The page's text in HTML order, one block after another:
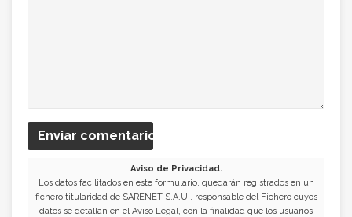
Enviar comentario
Aviso de Privacidad.
Los datos facilitados en este formulario, quedarán registrados en un
fichero titularidad de SARENET S.A.U., responsable del Fichero cuyos
datos se detallan en el Aviso Legal, con la finalidad que los usuarios